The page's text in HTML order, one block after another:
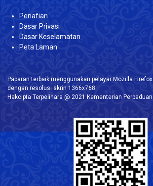
Penafian
Dasar Privasi
Dasar Keselamatan
Peta Laman
Paparan terbaik menggunakan pelayar Mozilla
dengan resolusi skrin 1366x768.
Hakcipta Terpelihara @ 2021 Kementerian